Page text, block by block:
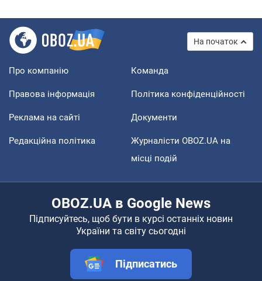
На початок
Про компанію Команда
Правова інформація Політика конфіденційності
Реклама на сайті Документи
Редакційна політика
Журналісти OBOZ.UA на
місці подій
OBOZ.UA в Google News
Підписуйтесь, щоб бути в курсі останніх новин
України та світу сьогодні
Підписатись